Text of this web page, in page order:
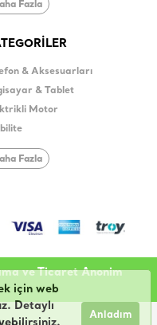
için web
Detaylı
Anladım
Fazla
& Aksesuarları
& Tablet
Motor
Fazla
ve Ticaret Anonim